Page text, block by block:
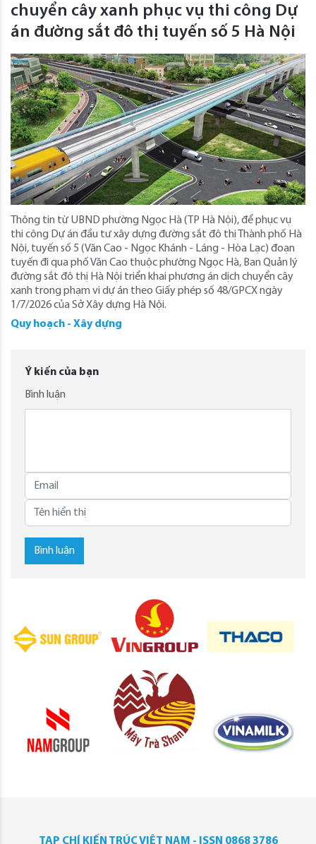
chuyển cây xanh phục vụ thi công Dự
án đường sắt đô thị tuyến số 5 Hà Nội
Thông tin từ UBND phường Ngọc Hà (TP Hà Nội), để phục vụ
thi công Dự án đầu tư xây dựng đường sắt đô thị Thành phố Hà
Nội, tuyến số 5 (Văn Cao - Ngọc Khánh - Láng - Hòa Lạc) đoạn
tuyến đi qua phố Văn Cao thuộc phường Ngọc Hà, Ban Quản lý
đường sắt đô thị Hà Nội triển khai phương án dịch chuyển cây
xanh trong phạm vi dự án theo Giấy phép số 48/GPCX ngày
1/7/2026 của Sở Xây dựng Hà Nội.
Quy hoạch - Xây dựng
Ý kiến của bạn
Bình luận
Bình luận
TẠP CHÍ KIẾN TRÚC VIỆT NAM - ISSN 0868 3786